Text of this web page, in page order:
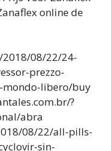
online de
08/22/24-
prezzo-
mondo-libero/buy
?
abra
08/22/all-pills-
sin-